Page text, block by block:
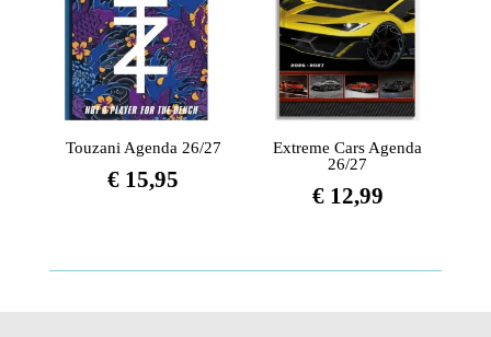
Touzani Agenda 26/27
€ 15,95
Extreme Cars Agenda
26/27
€12,99